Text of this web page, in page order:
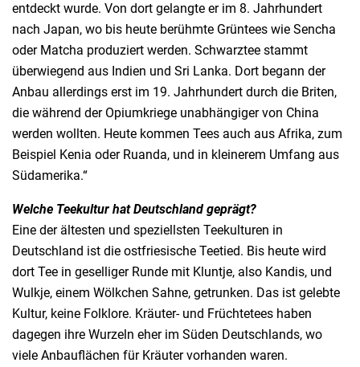
entdeckt wurde. Von dort gelangte er im 8. Jahrhundert
nach Japan, wo bis heute berühmte Grüntees wie Sencha
oder Matcha produziert werden. Schwarztee stammt
überwiegend aus Indien und Sri Lanka. Dort begann der
Anbau allerdings erst im 19. Jahrhundert durch die Briten,
die während der Opiumkriege unabhängiger von China
werden wollten. Heute kommen Tees auch aus Afrika, zum
Beispiel Kenia oder Ruanda, und in kleinerem Umfang aus
Südamerika.“
Welche Teekultur hat Deutschland geprägt?
Eine der ältesten und speziellsten Teekulturen in
Deutschland ist die ostfriesische Teetied. Bis heute wird
dort Tee in geselliger Runde mit Kluntje, also Kandis, und
Wulkje, einem Wölkchen Sahne, getrunken. Das ist gelebte
Kultur, keine Folklore. Kräuter- und Früchtetees haben
dagegen ihre Wurzeln eher im Süden Deutschlands, wo
viele Anbauflächen für Kräuter vorhanden waren.